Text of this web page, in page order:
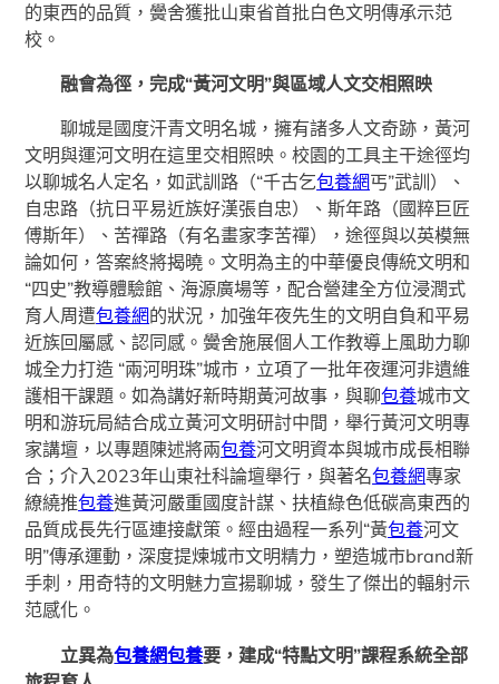
的東西的品質，黌舍獲批山東省首批白色文明傳承示范
校。
融會為徑，完成“黃河文明”與區域人文交相照映
聊城是國度汗青文明名城，擁有諸多人文奇跡，黃河
文明與運河文明在這里交相照映。校園的工具主干途徑均
以聊城名人定名，如武訓路（“千古乞包養網丐”武訓）、
自忠路（抗日平易近族好漢張自忠）、斯年路（國粹巨匠
傅斯年）、苦禪路（有名畫家李苦禪），途徑與以英模無
論如何，答案終將揭曉。文明為主的中華優良傳統文明和
“四史”教導體驗館、海源廣場等，配合營建全方位浸潤式
育人周遭包養網的狀況，加強年夜先生的文明自負和平易
近族回屬感、認同感。黌舍施展個人工作教導上風助力聊
城全力打造 “兩河明珠”城市，立項了一批年夜運河非遺維
護相干課題。如為講好新時期黃河故事，與聊包養城市文
明和游玩局結合成立黃河文明研討中間，舉行黃河文明專
家講壇，以專題陳述將兩包養河文明資本與城市成長相聯
合；介入2023年山東社科論壇舉行，與著名包養網專家
繚繞推包養進黃河嚴重國度計謀、扶植綠色低碳高東西的
品質成長先行區連接獻策。經由過程一系列“黃包養河文
明”傳承運動，深度提煉城市文明精力，塑造城市brand新
手刺，用奇特的文明魅力宣揚聊城，發生了傑出的輻射示
范感化。
立異為包養網包養要，建成“特點文明”課程系統全部